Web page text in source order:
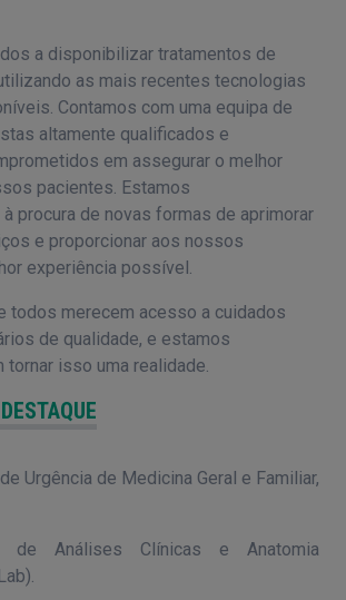
a disponibilizar tratamentos de
as mais recentes tecnologias
Contamos com uma equipa de
altamente qualificados e
em assegurar o melhor
pacientes. Estamos
procura de novas formas de aprimorar
e proporcionar aos nossos
experiência possível.
todos merecem acesso a cuidados
de qualidade, e estamos
tornar isso uma realidade.
Urgência de Medicina Geral e Familiar,
de Análises Clínicas e Anatomia